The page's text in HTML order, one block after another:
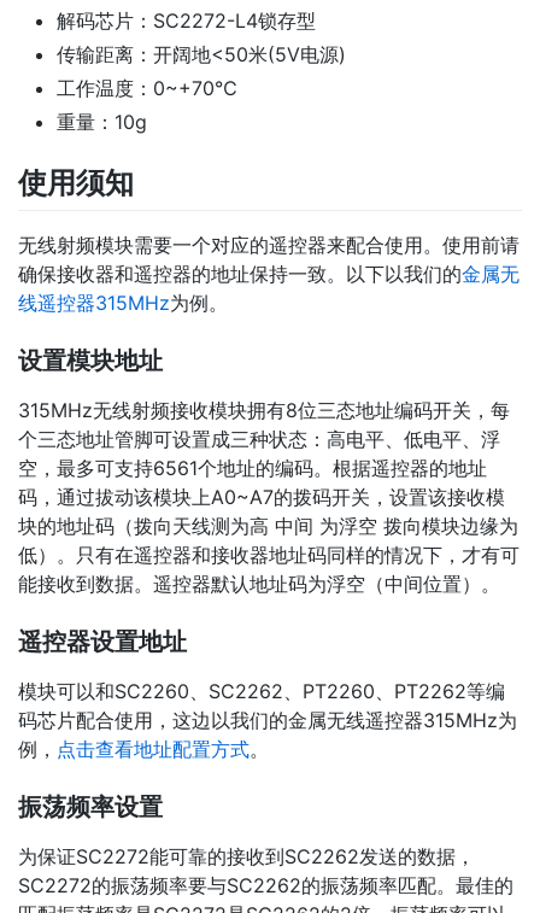
解码芯片：SC2272-L4锁存型
传输距离：开阔地<50米(5V电源)
工作温度：0~+70℃
重量：10g
使用须知
无线射频模块需要一个对应的遥控器来配合使用。使用前请
确保接收器和遥控器的地址保持一致。以下以我们的金属无
线遥控器315MHz为例。
设置模块地址
315MHz无线射频接收模块拥有8位三态地址编码开关，每
个三态地址管脚可设置成三种状态：高电平、低电平、浮
空，最多可支持6561个地址的编码。根据遥控器的地址
码，通过拔动该模块上A0~A7的拨码开关，设置该接收模
块的地址码（拨向天线测为高 中间 为浮空 拨向模块边缘为
低）。只有在遥控器和接收器地址码同样的情况下，才有可
能接收到数据。遥控器默认地址码为浮空（中间位置）。
遥控器设置地址
模块可以和SC2260、SC2262、PT2260、PT2262等编
码芯片配合使用，这边以我们的金属无线遥控器315MHz为
例， 点击查看地址配置方式。
振荡频率设置
为保证SC2272能可靠的接收到SC2262发送的数据，
SC2272的振荡频率要与SC2262的振荡频率匹配。最佳的